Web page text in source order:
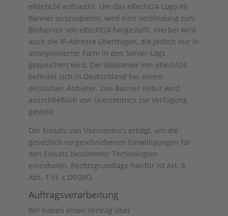
eRecht24 auftaucht. Um das eRecht24-Logo im
Banner auszuspielen, wird eine Verbindung zum
Bildserver von eRecht24 hergestellt. Hierbei wird
auch die IP-Adresse übertragen, die jedoch nur in
anonymisierter Form in den Server-Logs
gespeichert wird. Der Bildserver von eRecht24
befindet sich in Deutschland bei einem
deutschen Anbieter. Das Banner selbst wird
ausschließlich von Usercentrics zur Verfügung
gestellt.
Der Einsatz von Usercentrics erfolgt, um die
gesetzlich vorgeschriebenen Einwilligungen für
den Einsatz bestimmter Technologien
einzuholen. Rechtsgrundlage hierfür ist Art. 6
Abs. 1 lit. c DSGVO.
Auftragsverarbeitung
Wir haben einen Vertrag über